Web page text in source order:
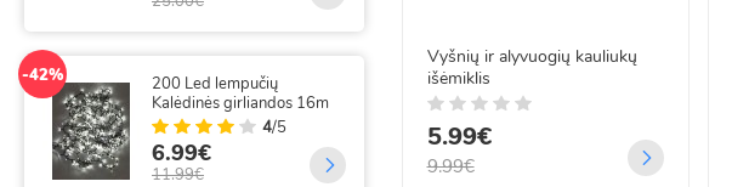
-42%
200 Led lempučių
Kalėdinės girliandos 16m
4/5
6.99€
11.99€
-25%
300 LED vielos užuolaida
3x3m
Vyšnių ir alyvuogių kauliukų
išėmiklis
5.99€
9.99€